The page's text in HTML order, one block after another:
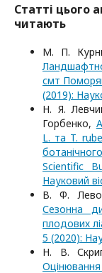
Статті цього
читають
М. П.
смт
(2019):
Н. Я.
Горбенко,
L. та T.
Scientific
Науковий
В. Ф.
Сезонна
плодових
5 (2020):
Н. В.